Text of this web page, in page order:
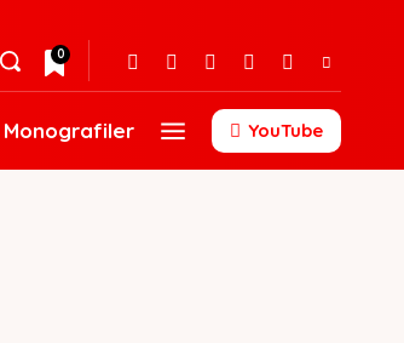
0
Monografiler YouTube